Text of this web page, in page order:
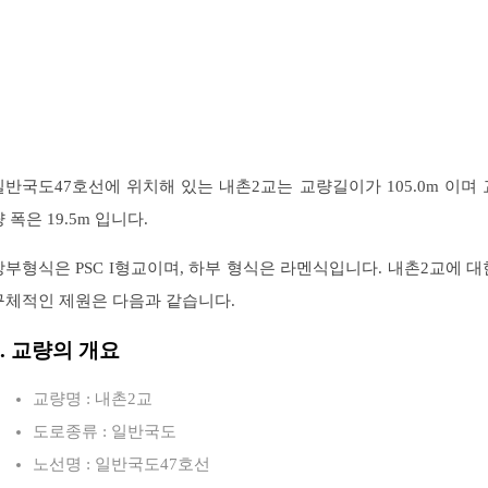
반국도47호선에 위치해 있는 내촌2교는 교량길이가 105.0m 이며
폭은 19.5m 입니다.
부형식은 PSC I형교이며, 하부 형식은 라멘식입니다. 내촌2교에 대
체적인 제원은 다음과 같습니다.
교량의 개요
교량명 : 내촌2교
도로종류 : 일반국도
노선명 : 일반국도47호선